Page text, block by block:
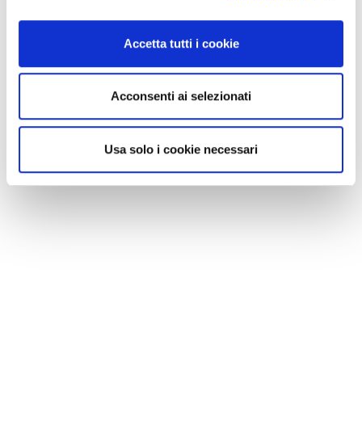
Accetta tutti i cookie
Acconsenti ai selezionati
Usa solo i cookie necessari